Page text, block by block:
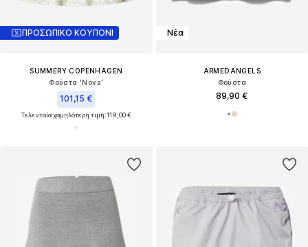
ΠΡΟΣΩΠΙΚΟ ΚΟΥΠΟΝΙ
SUMMERY COPENHAGEN
Φούστα 'Nova'
101,15 €
Τελευταία χαμηλότερη τιμή:119,00 €
Νέα
ARMEDANGELS
Φούστα
89,90 €